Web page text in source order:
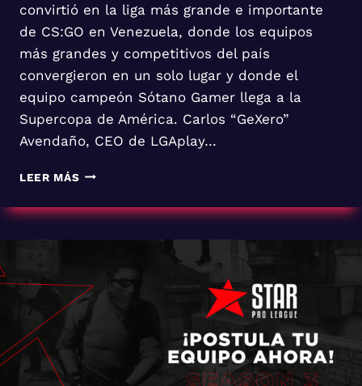
convirtió en la liga más grande e importante
de CS:GO en Venezuela, donde los equipos
más grandes y competitivos del país
convergieron en un solo lugar y donde el
equipo campeón Sótano Gamer llega a la
Supercopa de América. Carlos “GeXero”
Avendaño, CEO de LGAplay…
LEER MÁSSÓTANO
LLEGA
LA
AMÉRICA
EL